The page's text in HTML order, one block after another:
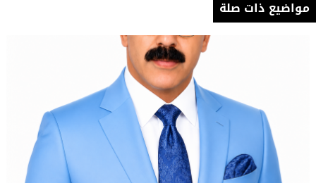
مواضيع ذات صلة